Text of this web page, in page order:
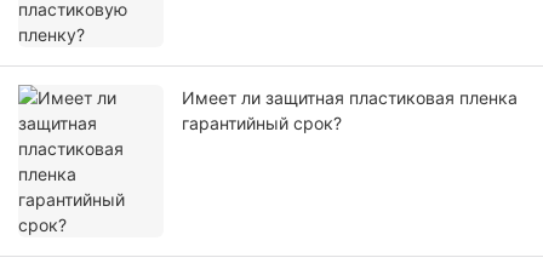
Имеет ли защитная пластиковая пленка
гарантийный срок?